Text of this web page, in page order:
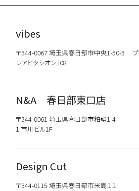
vibes
〒344-0067 埼玉県春日部市中央1-50-3 プ
レアビタシオン108
N&A 春日部東口店
〒344-0061 埼玉県春日部市粕壁1-4-
1 市川ビル1F
Design Cut
〒344-0115 埼玉県春日部市米島１１